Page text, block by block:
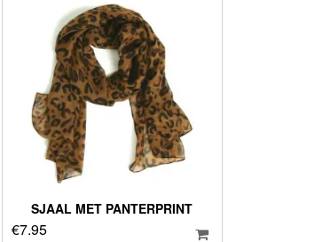
SJAAL MET PANTERPRINT
€7.95